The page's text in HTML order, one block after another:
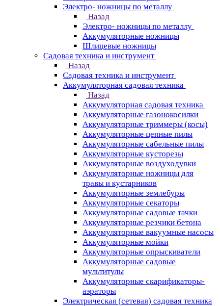
Электро- ножницы по металлу
Назад
Электро- ножницы по металлу
Аккумуляторные ножницы
Шлицевые ножницы
Cадовая техника и инструмент
Назад
Cадовая техника и инструмент
Аккумуляторная садовая техника
Назад
Аккумуляторная садовая техника
Аккумуляторные газонокосилки
Аккумуляторные триммеры (косы)
Аккумуляторные цепные пилы
Аккумуляторные сабельные пилы
Аккумуляторные кусторезы
Аккумуляторные воздуходувки
Аккумуляторные ножницы для
травы и кустарников
Аккумуляторные землебуры
Аккумуляторные секаторы
Аккумуляторные садовые тачки
Аккумуляторные резчики бетона
Аккумуляторные вакуумные насосы
Аккумуляторные мойки
Аккумуляторные опрыскиватели
Аккумуляторные садовые
мультитулы
Аккумуляторные скарификаторы-
аэраторы
Электрическая (сетевая) садовая техника